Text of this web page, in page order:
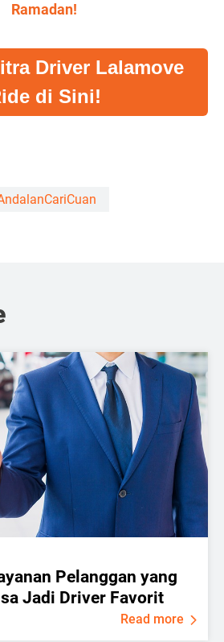
Ramadan!
Driver Lalamove
di Sini!
Pelanggan yang
Jadi Driver Favorit
Read more